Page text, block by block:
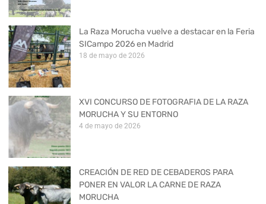
La Raza Morucha vuelve a destacar en la Feria
SICampo 2026 en Madrid
18 de mayo de 2026
XVI CONCURSO DE FOTOGRAFIA DE LA RAZA
MORUCHA Y SU ENTORNO
4 de mayo de 2026
CREACIÓN DE RED DE CEBADEROS PARA
PONER EN VALOR LA CARNE DE RAZA
MORUCHA